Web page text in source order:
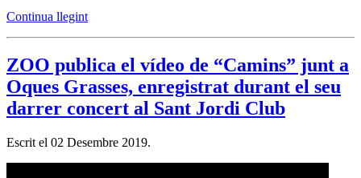
Continua llegint
ZOO publica el vídeo de “Camins” junt a
Oques Grasses, enregistrat durant el seu
darrer concert al Sant Jordi Club
Escrit el 02 Desembre 2019.